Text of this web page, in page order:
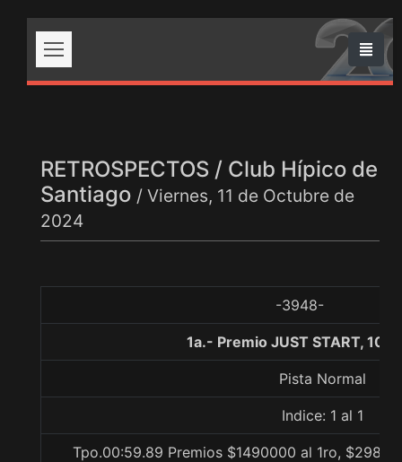
RETROSPECTOS / Club Hípico de
Santiago / Viernes, 11 de Octubre de
2024
-3948-
1a.- Premio JUST START,
Pista Normal
Indice: 1 al 1
Tpo.00:59.89 Premios $1490000 al 1ro,